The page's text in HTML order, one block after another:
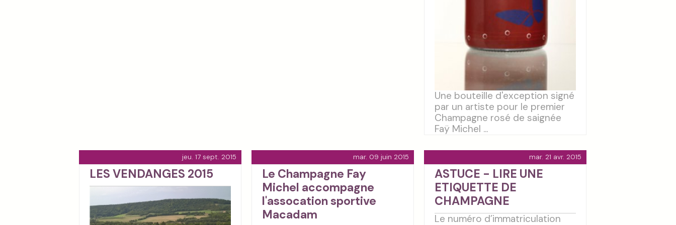
Une bouteille d'exception signé
par un artiste pour le premier
Champagne rosé de saignée
Faÿ Michel ...
jeu. 17 sept. 2015
LES VENDANGES 2015
mar. 09 juin 2015
Le Champagne Fay
Michel accompagne
l'assocation sportive
Macadam
mar. 21 avr. 2015
ASTUCE - LIRE UNE
ETIQUETTE DE
CHAMPAGNE
Le numéro d’immatriculation